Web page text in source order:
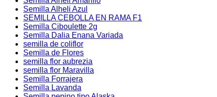
Semilla Alheli Azul
SEMILLA CEBOLLA EN RAMA F1
Semilla Ciboulette 2g
Semilla Dalia Enana Variada
semilla de coliflor
Semilla de Flores
semilla flor aubrezia
semilla flor Maravilla
Semilla Forrajera
Semilla Lavanda